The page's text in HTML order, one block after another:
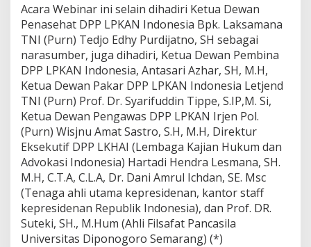
Acara Webinar ini selain dihadiri Ketua Dewan
Penasehat DPP LPKAN Indonesia Bpk. Laksamana
TNI (Purn) Tedjo Edhy Purdijatno, SH sebagai
narasumber, juga dihadiri, Ketua Dewan Pembina
DPP LPKAN Indonesia, Antasari Azhar, SH, M.H,
Ketua Dewan Pakar DPP LPKAN Indonesia Letjend
TNI (Purn) Prof. Dr. Syarifuddin Tippe, S.IP,M. Si,
Ketua Dewan Pengawas DPP LPKAN Irjen Pol.
(Purn) Wisjnu Amat Sastro, S.H, M.H, Direktur
Eksekutif DPP LKHAI (Lembaga Kajian Hukum dan
Advokasi Indonesia) Hartadi Hendra Lesmana, SH.
M.H, C.T.A, C.L.A, Dr. Dani Amrul Ichdan, SE. Msc
(Tenaga ahli utama kepresidenan, kantor staff
kepresidenan Republik Indonesia), dan Prof. DR.
Suteki, SH., M.Hum (Ahli Filsafat Pancasila
Universitas Diponogoro Semarang) (*)